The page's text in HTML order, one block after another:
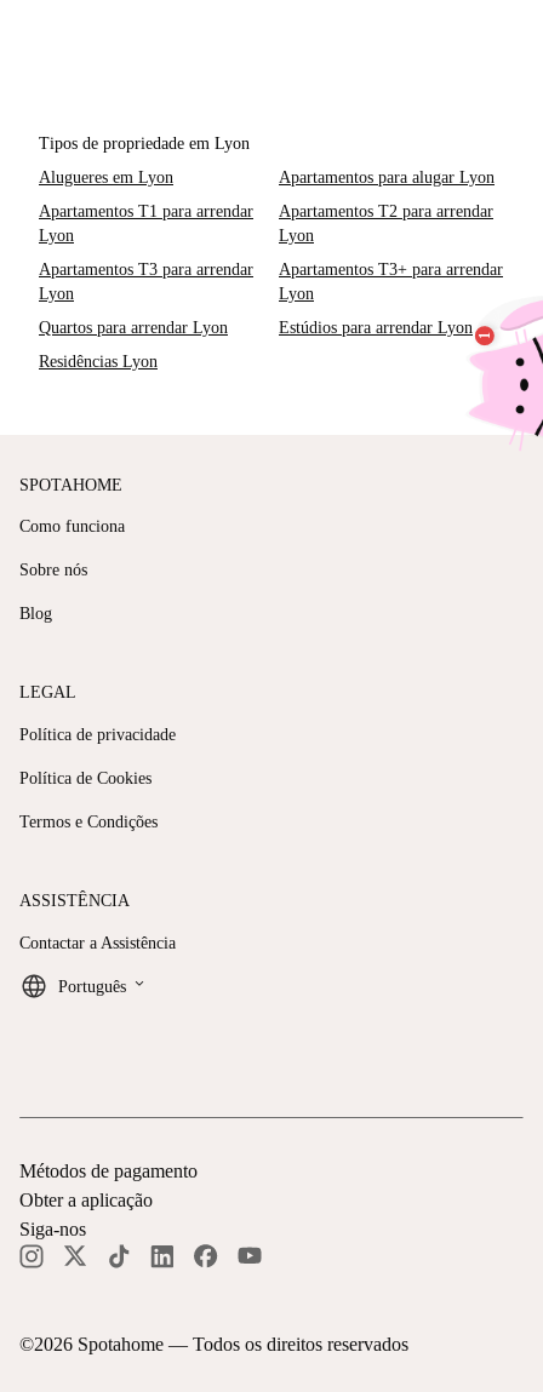
Tipos de propriedade em Lyon
Alugueres em Lyon
Apartamentos para alugar Lyon
Apartamentos T1 para arrendar
Lyon
Apartamentos T2 para arrendar
Lyon
Apartamentos T3 para arrendar
Lyon
Apartamentos T3+ para arrendar
Lyon
Quartos para arrendar Lyon
Estúdios para arrendar Lyon
Residências Lyon
SPOTAHOME
Como funciona
Sobre nós
Blog
LEGAL
Política de privacidade
Política de Cookies
Termos e Condições
ASSISTÊNCIA
Contactar a Assistência
Português keyboard_arrow_down
©2026 Spotahome — Todos os direitos reservados
Métodos de pagamento
Obter a aplicação
Siga-nos